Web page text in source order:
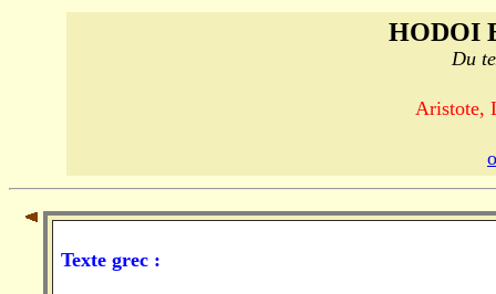
HODOI
Du
Aristote,
Texte grec :